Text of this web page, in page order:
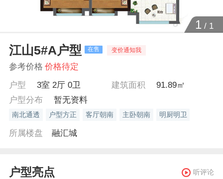
1 / 1
江山5#A户型 在售 变价通知我
参考价格 价格待定
户型
3室 2厅 0卫 建筑面积
91.89㎡
户型分布
暂无资料
南北通透 户型方正 客厅朝南 主卧朝南 明厨明卫
所属楼盘 融汇城
户型亮点 听评论